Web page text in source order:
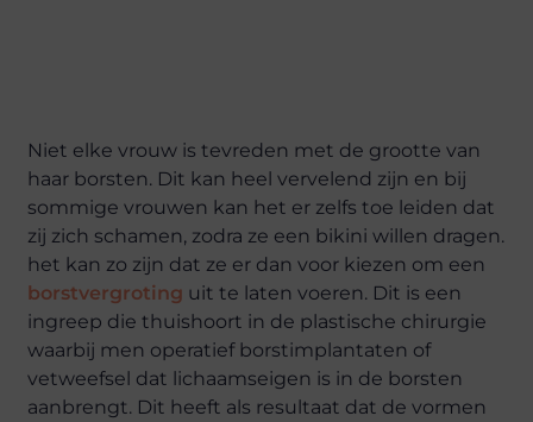
Niet elke vrouw is tevreden met de grootte van
haar borsten. Dit kan heel vervelend zijn en bij
sommige vrouwen kan het er zelfs toe leiden dat
zij zich schamen, zodra ze een bikini willen dragen.
het kan zo zijn dat ze er dan voor kiezen om een
borstvergroting uit te laten voeren. Dit is een
ingreep die thuishoort in de plastische chirurgie
waarbij men operatief borstimplantaten of
vetweefsel dat lichaamseigen is in de borsten
aanbrengt. Dit heeft als resultaat dat de vormen